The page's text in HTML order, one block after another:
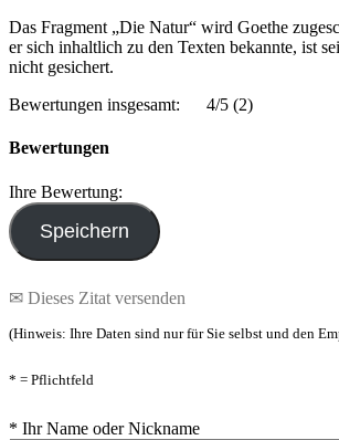
Das Fragment „Die Natur“ wird Goethe
er sich inhaltlich zu den Texten bekannte, ist
nicht gesichert.
Bewertungen insgesamt:
4/5 (2)
Bewertungen
Ihre Bewertung:
✉ Dieses Zitat versenden
(Hinweis: Ihre Daten sind nur für Sie selbst und den
* = Pflichtfeld
* Ihr Name oder Nickname